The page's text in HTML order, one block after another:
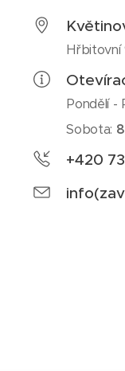
Hřbitovní
Pondělí -
Sobota:
+420